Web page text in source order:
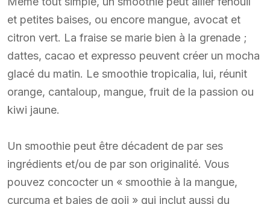
et petites baises, ou encore mangue, avocat et
citron vert. La fraise se marie bien à la grenade ;
dattes, cacao et expresso peuvent créer un mocha
glacé du matin. Le smoothie tropicalia, lui, réunit
orange, cantaloup, mangue, fruit de la passion ou
kiwi jaune.
Un smoothie peut être décadent de par ses
ingrédients et/ou de par son originalité. Vous
pouvez concocter un « smoothie à la mangue,
curcuma et baies de goji » qui inclut aussi du